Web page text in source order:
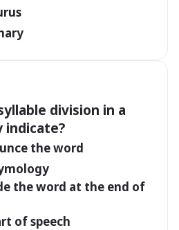
division in a
indicate?
the word
the word at the end of
of speech